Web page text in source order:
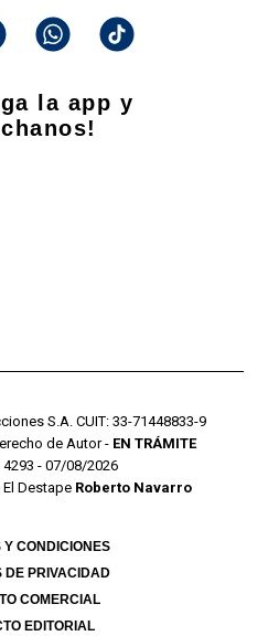
la app y
S.A. CUIT: 33-71448833-9
de Autor - EN TRÁMITE
4293 - 07/08/2026
Destape Roberto Navarro
Y CONDICIONES
DE PRIVACIDAD
COMERCIAL
EDITORIAL